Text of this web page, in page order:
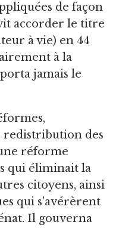
de façon
accorder le titre
à vie) en 44
à la
jamais le
des
réforme
qui éliminait la
citoyens, ainsi
qui s'avérèrent
Il gouverna